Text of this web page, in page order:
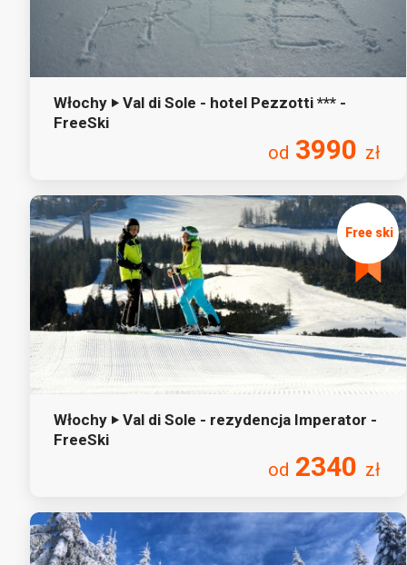
Włochy ‣ Val di Sole - hotel Pezzotti *** -
FreeSki
od 3990 zł
Włochy ‣ Val di Sole - rezydencja Imperator -
FreeSki
od 2340 zł